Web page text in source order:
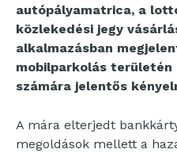
autópályamatrica, a
közlekedési jegy
alkalmazásban
mobilparkolás területén
számára jelentős
A mára elterjedt
megoldások mellett a